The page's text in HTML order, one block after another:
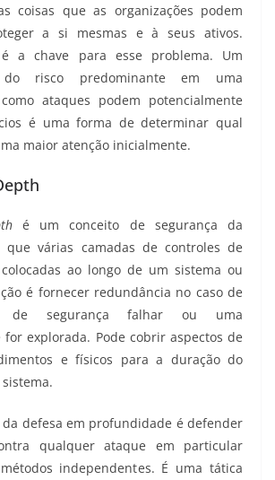
coisas que as organizações podem
a si mesmas e à seus ativos.
é a chave para esse problema. Um
do risco predominante em uma
ataques podem potencialmente
é uma forma de determinar qual
maior atenção inicialmente.
é um conceito de segurança da
que várias camadas de controles de
ao longo de um sistema ou
é fornecer redundância no caso de
de segurança falhar ou uma
explorada. Pode cobrir aspectos de
e físicos para a duração do
defesa em profundidade é defender
qualquer ataque em particular
independentes. É uma tática